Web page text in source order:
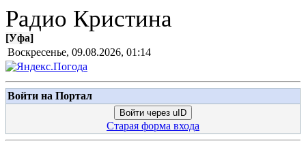
Радио Кристина
[Уфа]
Воскресенье, 09.08.2026, 01:14
Войти на Портал
Войти через uID
Старая форма входа